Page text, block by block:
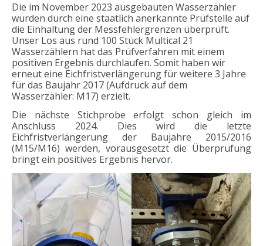
Die im November 2023 ausgebauten Wasserzähler
wurden durch eine staatlich anerkannte Prüfstelle auf
die Einhaltung der Messfehlergrenzen überprüft.
Unser Los aus rund 100 Stück Multical 21
Wasserzählern hat das Prüfverfahren mit einem
positiven Ergebnis durchlaufen. Somit haben wir
erneut eine Eichfristverlängerung für weitere 3 Jahre
für das Baujahr 2017 (Aufdruck auf dem
Wasserzähler: M17) erzielt.
Die nächste Stichprobe erfolgt schon gleich im
Anschluss 2024. Dies wird die letzte
Eichfristverlängerung der Baujahre 2015/2016
(M15/M16) werden, vorausgesetzt die Überprüfung
bringt ein positives Ergebnis hervor.